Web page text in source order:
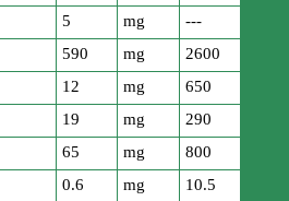
5 mg
---
590 mg
2600
12 mg
650
19 mg
290
65 mg
800
0.6 mg
10.5